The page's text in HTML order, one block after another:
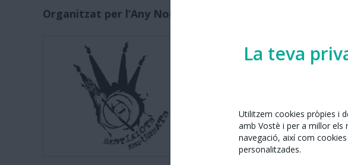
La teva
Utilitzem cookies pròpies i
amb Vostè i per a millor els
navegació, així com
personalitzades.
Organitzat per l’Any Nou Xinès amb Barcelona